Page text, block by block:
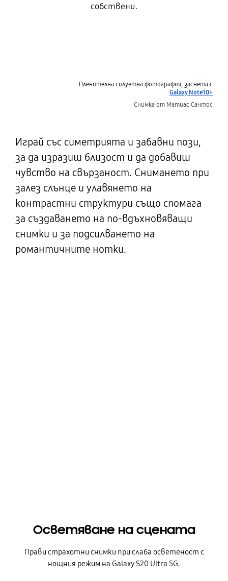
собствени.
Пленителна силуетна фотография, заснета с
Galaxy Note10+
Снимка от Матиас Сантос
Играй със симетрията и забавни пози,
за да изразиш близост и да добавиш
чувство на свързаност. Снимането при
залез слънце и улавянето на
контрастни структури също спомага
за създаването на по-вдъхновяващи
снимки и за подсилването на
романтичните нотки.
Осветяване на сцената
Прави страхотни снимки при слаба осветеност с
нощния режим на Galaxy S20 Ultra 5G.